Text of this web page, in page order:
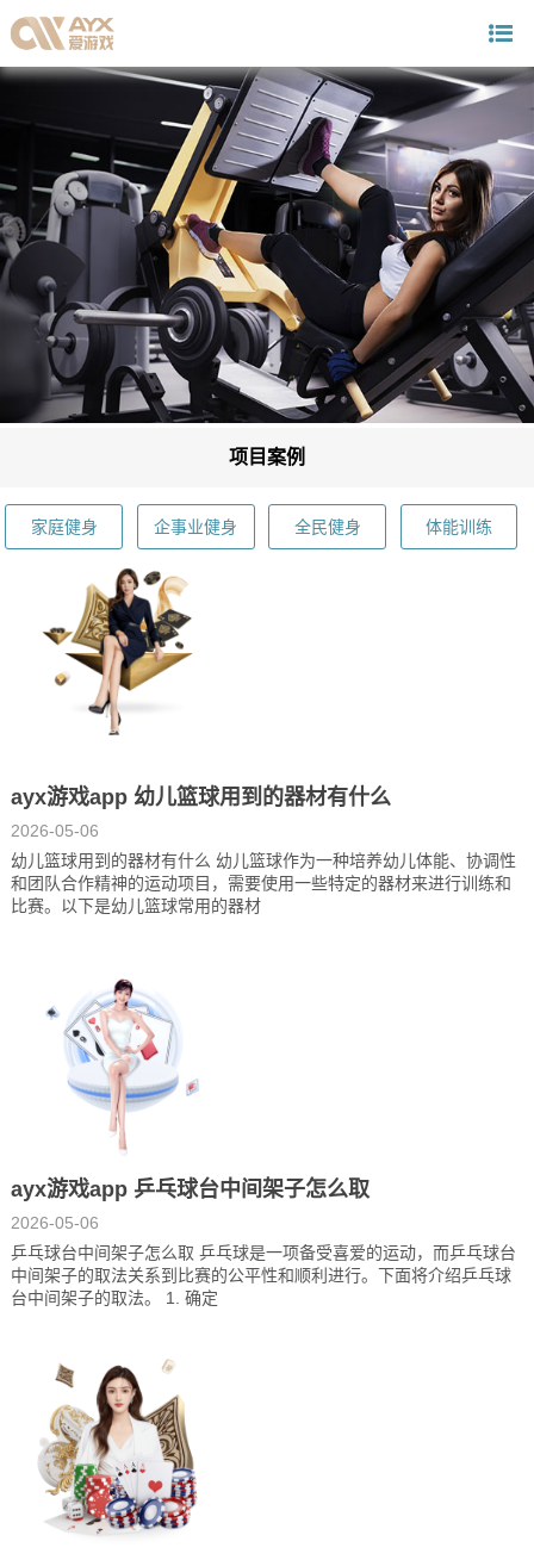
项目案例
家庭健身 企事业健身 全民健身 体能训练
ayx游戏app 幼儿篮球用到的器材有什么
2026-05-06
幼儿篮球用到的器材有什么 幼儿篮球作为一种培养幼儿体能、协调性
和团队合作精神的运动项目，需要使用一些特定的器材来进行训练和
比赛。以下是幼儿篮球常用的器材
ayx游戏app 乒乓球台中间架子怎么取
2026-05-06
乒乓球台中间架子怎么取 乒乓球是一项备受喜爱的运动，而乒乓球台
中间架子的取法关系到比赛的公平性和顺利进行。下面将介绍乒乓球
台中间架子的取法。 1. 确定